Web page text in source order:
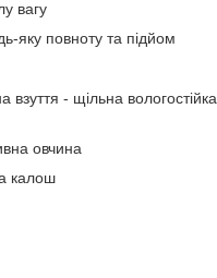
вагу
яку повноту та підйом
взуття - щільна вологостійка
овчина
калош